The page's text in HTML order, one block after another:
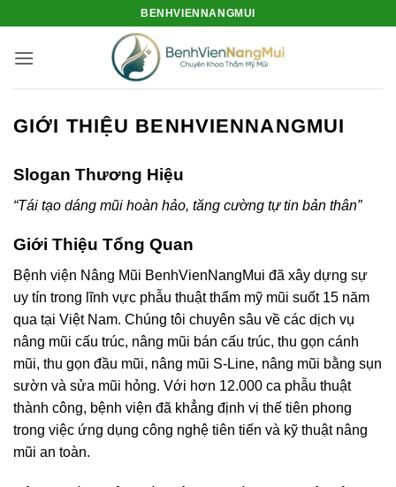
nội
BENHVIENNANGMUI
GIỚI THIỆU BENHVIENNANGMUI
Slogan Thương Hiệu
“Tái tạo dáng mũi hoàn hảo, tăng cường tự tin bản thân”
Giới Thiệu Tổng Quan
Bệnh viện Nâng Mũi BenhVienNangMui đã xây dựng sự
uy tín trong lĩnh vực phẫu thuật thẩm mỹ mũi suốt 15 năm
qua tại Việt Nam. Chúng tôi chuyên sâu về các dịch vụ
nâng mũi cấu trúc, nâng mũi bán cấu trúc, thu gọn cánh
mũi, thu gọn đầu mũi, nâng mũi S-Line, nâng mũi bằng sụn
sườn và sửa mũi hỏng. Với hơn 12.000 ca phẫu thuật
thành công, bệnh viện đã khẳng định vị thế tiên phong
trong việc ứng dụng công nghệ tiên tiến và kỹ thuật nâng
mũi an toàn.